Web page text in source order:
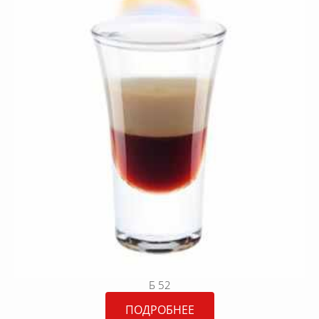
Б 52
ПОДРОБНЕЕ